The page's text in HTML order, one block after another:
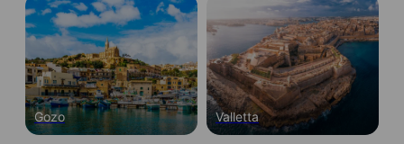
Gozo Valletta